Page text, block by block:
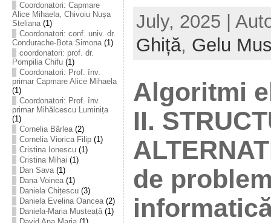
Coordonatori: Capmare
Alice Mihaela, Chivoiu Nușa
Steliana(1)
Coordonatori: conf. univ. dr.
Condurache-Bota Simona(1)
coordonatori: prof. dr.
Pompilia Chifu(1)
Coordonatori: Prof. înv.
primar Capmare Alice Mihaela
(1)
Coordonatori: Prof. înv.
primar Mihălcescu Luminița
(1)
Cornelia Bârlea(2)
Cornelia Viorica Filip(1)
Cristina Ionescu(1)
Cristina Mihai (1)
Dan Sava(1)
Dana Voinea(1)
Daniela Chițescu(3)
Daniela Evelina Oancea(2)
Daniela-Maria Musteață(1)
July, 2025 |
Ghiță, Gelu
Algoritmi
II.
de